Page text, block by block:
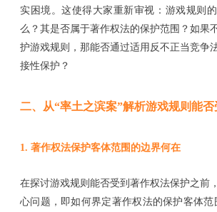
实困境。这使得大家重新审视：游戏规则
么？其是否属于著作权法的保护范围？如果
护游戏规则，那能否通过适用反不正当竞争
接性保护？
二、 从“率土之滨案”解析游戏规则能
1. 著作权法保护客体范围的边界何在
在探讨游戏规则能否受到著作权法保护之前
心问题，即如何界定著作权法的保护客体范